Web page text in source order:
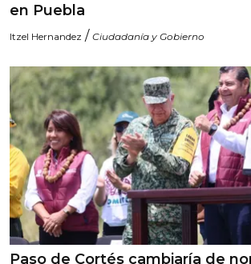
en Puebla
Itzel Hernandez / Ciudadanía y Gobierno
Paso de Cortés cambiaría de